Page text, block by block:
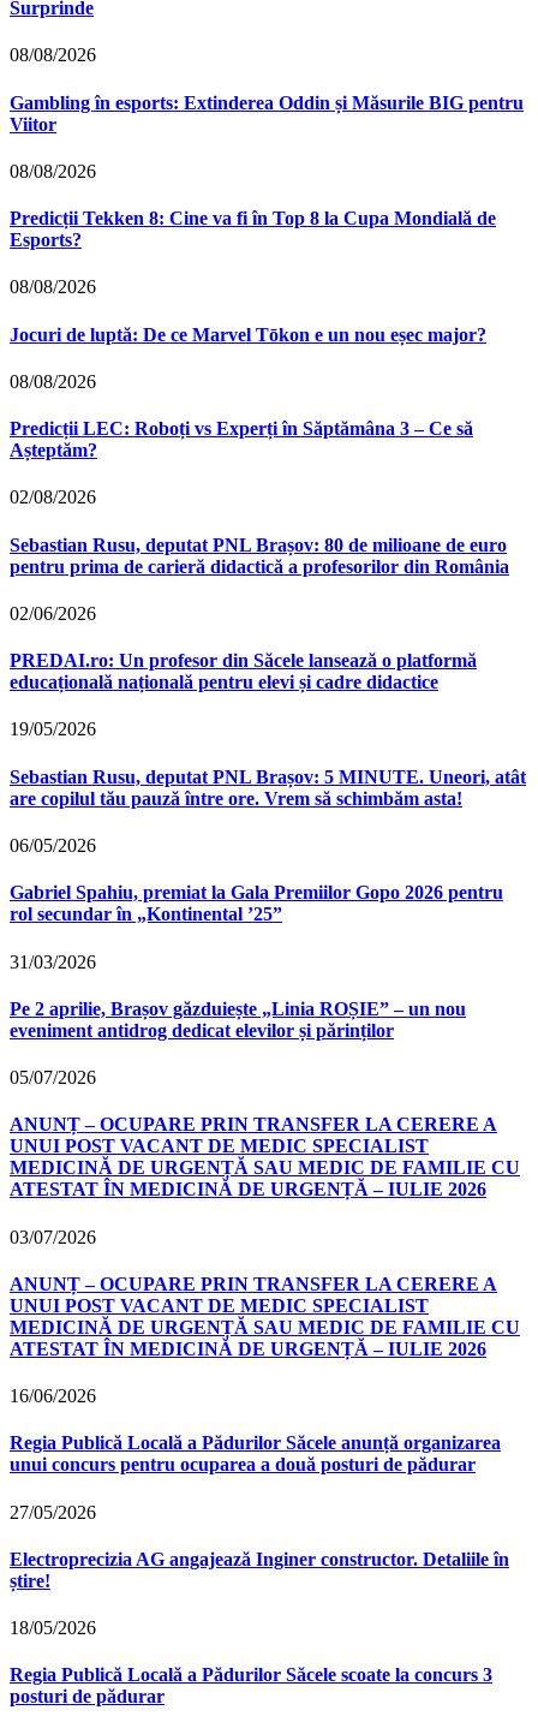
Surprinde
08/08/2026
Gambling în esports: Extinderea Oddin și Măsurile BIG pentru
Viitor
08/08/2026
Predicții Tekken 8: Cine va fi în Top 8 la Cupa Mondială de
Esports?
08/08/2026
Jocuri de luptă: De ce Marvel Tōkon e un nou eșec major?
08/08/2026
Predicții LEC: Roboți vs Experți în Săptămâna 3 – Ce să
Așteptăm?
02/08/2026
Sebastian Rusu, deputat PNL Brașov: 80 de milioane de euro
pentru prima de carieră didactică a profesorilor din România
02/06/2026
PREDAI.ro: Un profesor din Săcele lansează o platformă
educațională națională pentru elevi și cadre didactice
19/05/2026
Sebastian Rusu, deputat PNL Brașov: 5 MINUTE. Uneori, atât
are copilul tău pauză între ore. Vrem să schimbăm asta!
06/05/2026
Gabriel Spahiu, premiat la Gala Premiilor Gopo 2026 pentru
rol secundar în „Kontinental ’25”
31/03/2026
Pe 2 aprilie, Brașov găzduiește „Linia ROȘIE” – un nou
eveniment antidrog dedicat elevilor și părinților
05/07/2026
ANUNȚ – OCUPARE PRIN TRANSFER LA CERERE A
UNUI POST VACANT DE MEDIC SPECIALIST
MEDICINĂ DE URGENȚĂ SAU MEDIC DE FAMILIE CU
ATESTAT ÎN MEDICINĂ DE URGENȚĂ – IULIE 2026
03/07/2026
ANUNȚ – OCUPARE PRIN TRANSFER LA CERERE A
UNUI POST VACANT DE MEDIC SPECIALIST
MEDICINĂ DE URGENȚĂ SAU MEDIC DE FAMILIE CU
ATESTAT ÎN MEDICINĂ DE URGENȚĂ – IULIE 2026
16/06/2026
Regia Publică Locală a Pădurilor Săcele anunță organizarea
unui concurs pentru ocuparea a două posturi de pădurar
27/05/2026
Electroprecizia AG angajează Inginer constructor. Detaliile în
știre!
18/05/2026
Regia Publică Locală a Pădurilor Săcele scoate la concurs 3
posturi de pădurar